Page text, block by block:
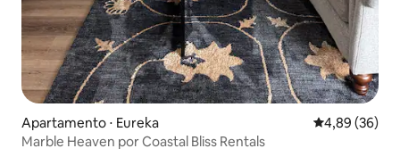
Apartamento ⋅ Eureka 4,89 de uma
4,89 (36)
Marble Heaven por Coastal Bliss Rentals